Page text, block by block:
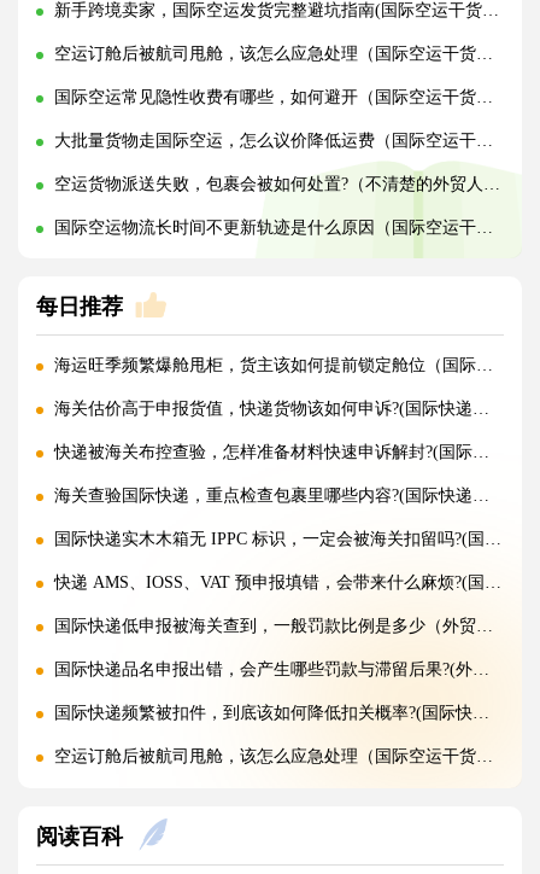
新手跨境卖家，国际空运发货完整避坑指南(国际空运干货知识分享)
空运订舱后被航司甩舱，该怎么应急处理（国际空运干货知识分享）
国际空运常见隐性收费有哪些，如何避开（国际空运干货知识分享）
大批量货物走国际空运，怎么议价降低运费（国际空运干货知识分享）
空运货物派送失败，包裹会被如何处置?（不清楚的外贸人看过来）
国际空运物流长时间不更新轨迹是什么原因（国际空运干货知识分享）
每日推荐
海运旺季频繁爆舱甩柜，货主该如何提前锁定舱位（国际海运干货知识分享）
海关估价高于申报货值，快递货物该如何申诉?(国际快递干货知识分享)
快递被海关布控查验，怎样准备材料快速申诉解封?(国际快递干货知识分享)
海关查验国际快递，重点检查包裹里哪些内容?(国际快递干货知识分享)
国际快递实木木箱无 IPPC 标识，一定会被海关扣留吗?(国际快递干货知识分享)
快递 AMS、IOSS、VAT 预申报填错，会带来什么麻烦?(国际快递干货知识分享)
国际快递低申报被海关查到，一般罚款比例是多少（外贸人请注意）
国际快递品名申报出错，会产生哪些罚款与滞留后果?(外贸人请注意)
国际快递频繁被扣件，到底该如何降低扣关概率?(国际快递干货知识分享)
空运订舱后被航司甩舱，该怎么应急处理（国际空运干货知识分享）
加急国际空运真的能提速，靠谱吗?(国际空运干货知识分享)
阅读百科